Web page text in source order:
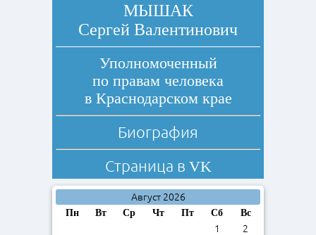
МЫШАК
Сергей Валентинович
Уполномоченный
по правам человека
в Краснодарском крае
Биография
Страница в VK
Август 2026
Пн Вт Ср Чт Пт Сб Вс
1
2